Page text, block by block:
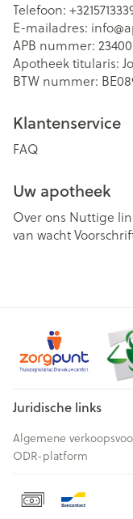
Telefoon:
E-mailadres: info@
APB nummer:
Apotheek titularis:
BTW nummer:
Klantenservice
FAQ
Uw apotheek
Over ons Nuttige
van wacht
Juridische links
Algemene
ODR-platform